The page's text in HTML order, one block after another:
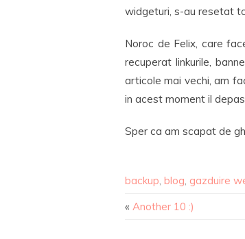
widgeturi, s-au resetat
Noroc de Felix, care
recuperat linkurile,
articole mai vechi, am
in acest moment il
Sper ca am scapat de
backup, blog, gazduire
« Another 10 :)